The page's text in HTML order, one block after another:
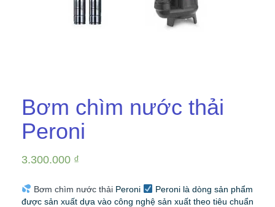
Bơm chìm nước thải
Peroni
3.300.000 ₫
Bơm chìm nước thảiPeroni
Peroni là dòng sản phẩm
được sản xuất dựa vào công nghệ sản xuất theo tiêu chuẩn